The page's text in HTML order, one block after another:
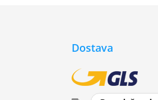
Dostava